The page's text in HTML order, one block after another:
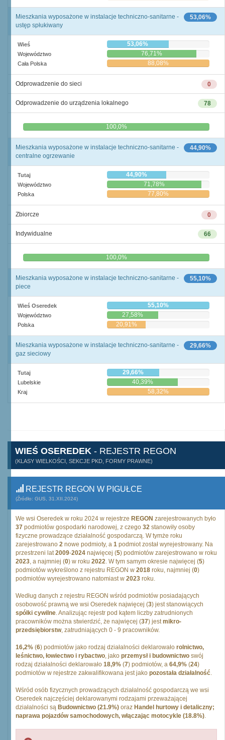
53,06%
Mieszkania wyposażone w instalacje techniczno-sanitarne -
ustęp spłukiwany
Wieś 53,06%
Województwo 76,71%
Cała Polska 88,08%
0
Odprowadzenie do sieci
78
Odprowadzenie do urządzenia lokalnego
0,0% 100,0%
44,90%
Mieszkania wyposażone w instalacje techniczno-sanitarne -
centralne ogrzewanie
Tutaj 44,90%
Województwo 71,78%
Polska 77,80%
0
Zbiorcze
66
Indywidualne
0,0% 100,0%
55,10%
Mieszkania wyposażone w instalacje techniczno-sanitarne -
piece
Wieś Oseredek 55,10%
Województwo 27,58%
Polska 20,91%
29,66%
Mieszkania wyposażone w instalacje techniczno-sanitarne -
gaz sieciowy
Tutaj 29,66%
Lubelskie 40,39%
Kraj 58,32%
WIEŚ OSEREDEK - REJESTR REGON
(KLASY WIELKOŚCI, SEKCJE PKD, FORMY PRAWNE)
REJESTR REGON W PIGUŁCE
(Źródło: GUS, 31.XII.2024)
We wsi Oseredek w roku 2024 w rejestrze REGON zarejestrowanych było
37 podmiotów gospodarki narodowej, z czego 32 stanowiły osoby
fizyczne prowadzące działalność gospodarczą. W tymże roku
zarejestrowano 2 nowe podmioty, a 1 podmiot został wyrejestrowany. Na
przestrzeni lat2009-2024 najwięcej (5) podmiotów zarejestrowano w roku
2023, a najmniej (0) w roku 2022. W tym samym okresie najwięcej (5)
podmiotów wykreślono z rejestru REGON w 2018 roku, najmniej (0)
podmiotów wyrejestrowano natomiast w 2023 roku.
Według danych z rejestru REGON wśród podmiotów posiadających
osobowość prawną we wsi Oseredek najwięcej (3) jest stanowiących
spólki cywilne. Analizując rejestr pod kątem liczby zatrudnionych
pracowników można stwierdzić, że najwięcej (37) jestmikro-
przedsiębiorstw, zatrudniających 0 - 9 pracowników.
16,2% (6) podmiotów jako rodzaj działalności deklarowało rolnictwo,
leśnictwo, łowiectwo i rybactwo, jako przemysł i budownictwo swój
rodzaj działalności deklarowało 18,9% (7) podmiotów, a 64,9% (24)
podmiotów w rejestrze zakwalifikowana jest jako pozostała działalność.
Wśród osób fizycznych prowadzących działalność gospodarczą we wsi
Oseredek najczęściej deklarowanymi rodzajami przeważającej
działalności są Budownictwo (21.9%) oraz Handel hurtowy i detaliczny;
naprawa pojazdów samochodowych, włączając motocykle (18.8%).